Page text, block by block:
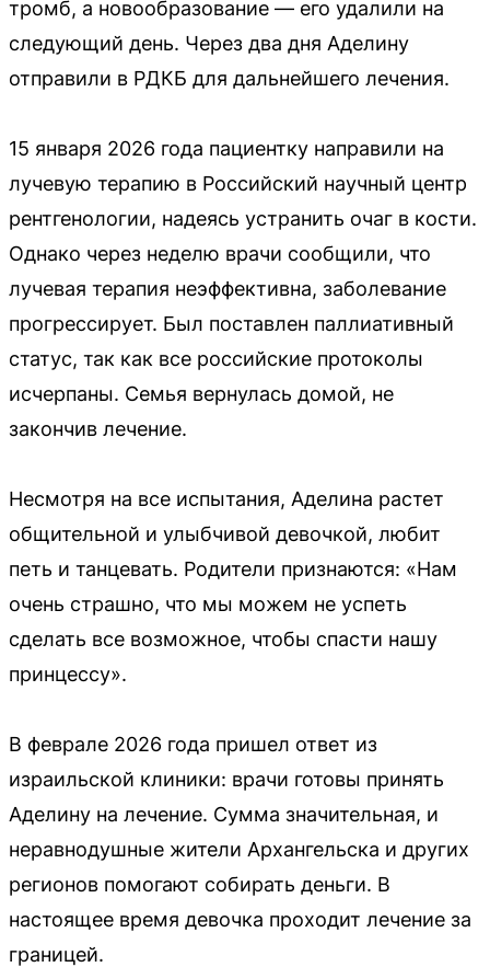
тромб, а новообразование — его удалили на
следующий день. Через два дня Аделину
отправили в РДКБ для дальнейшего лечения.
15 января 2026 года пациентку направили на
лучевую терапию в Российский научный центр
рентгенологии, надеясь устранить очаг в кости.
Однако через неделю врачи сообщили, что
лучевая терапия неэффективна, заболевание
прогрессирует. Был поставлен паллиативный
статус, так как все российские протоколы
исчерпаны. Семья вернулась домой, не
закончив лечение.
Несмотря на все испытания, Аделина растет
общительной и улыбчивой девочкой, любит
петь и танцевать. Родители признаются: «Нам
очень страшно, что мы можем не успеть
сделать все возможное, чтобы спасти нашу
принцессу».
В феврале 2026 года пришел ответ из
израильской клиники: врачи готовы принять
Аделину на лечение. Сумма значительная, и
неравнодушные жители Архангельска и других
регионов помогают собирать деньги. В
настоящее время девочка проходит лечение за
границей.